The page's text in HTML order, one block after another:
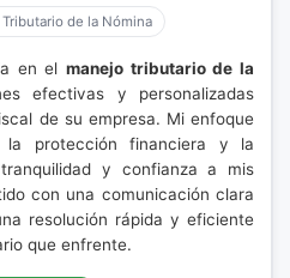
de la Nómina
en el manejo tributario de la
efectivas y personalizadas
de su empresa. Mi enfoque
protección financiera y la
y confianza a mis
con una comunicación clara
resolución rápida y eficiente
que enfrente.